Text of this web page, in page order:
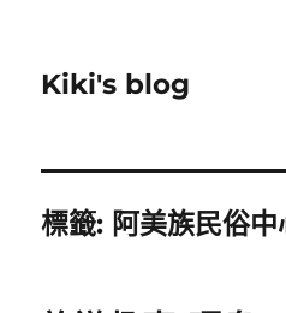
Kiki's blog
標籤: 阿美族民俗中